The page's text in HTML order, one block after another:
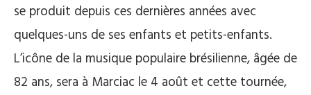
se produit depuis ces dernières années avec
quelques-uns de ses enfants et petits-enfants.
L’icône de la musique populaire brésilienne, âgée de
82 ans, sera à Marciac le 4 août et cette tournée,